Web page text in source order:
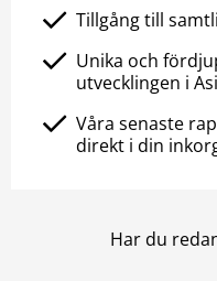
Tillgång till
Unika och
utvecklingen i
Våra senaste
direkt i din
Har du